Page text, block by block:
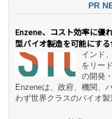
PR
Enzene、コスト効率に優
型バイオ製造を可能にす
ト「NeX™」 をリリース
インド
をリー
の開発
Enzeneは、政府、機関、
わず世界クラスのバイオ